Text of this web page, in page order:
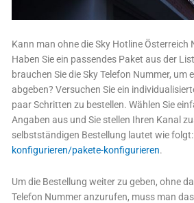
Kann man ohne die Sky Hotline Österreich
Haben Sie ein passendes Paket aus der
brauchen Sie die Sky Telefon Nummer, um
abgeben? Versuchen Sie ein
paar Schritten zu bestellen. Wählen Sie
Angaben aus und Sie stellen Ihren Kanal
selbstständigen Bestellung lautet wie
konfigurieren/pakete-konfigurieren.
Um die Bestellung weiter zu geben, ohne
Telefon Nummer anzurufen, muss man